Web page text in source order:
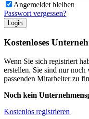
Angemeldet bleiben
Passwort vergessen?
Login
Kostenloses
Wenn Sie sich registriert
erstellen. Sie sind nur
passenden Mitarbeiter zu
Noch kein
Kostenlos registrieren